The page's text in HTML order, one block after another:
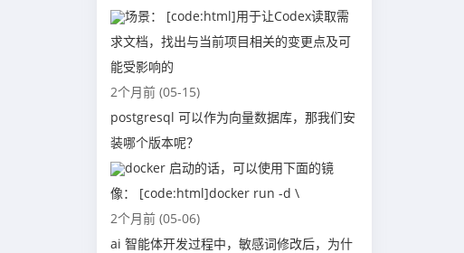
场景： [code:html]用于让Codex读取需
求文档，找出与当前项目相关的变更点及可
能受影响的
2个月前 (05-15)
postgresql 可以作为向量数据库，那我们安
装哪个版本呢？
docker 启动的话，可以使用下面的镜
像： [code:html]docker run -d \
2个月前 (05-06)
ai 智能体开发过程中，敏感词修改后，为什